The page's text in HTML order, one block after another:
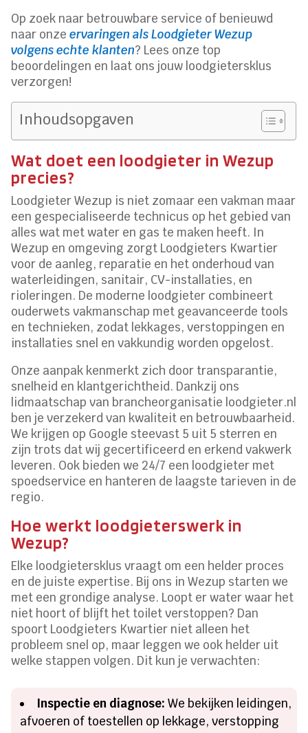
Op zoek naar betrouwbare service of benieuwd
naar onzeervaringen als Loodgieter Wezup
volgens echte klanten? Lees onze top
beoordelingen en laat ons jouw loodgietersklus
verzorgen!
Inhoudsopgaven
Wat doet een loodgieter in Wezup
precies?
Loodgieter Wezup is niet zomaar een vakman maar
een gespecialiseerde technicus op het gebied van
alles wat met water en gas te maken heeft. In
Wezup en omgeving zorgt Loodgieters Kwartier
voor de aanleg, reparatie en het onderhoud van
waterleidingen, sanitair, CV-installaties, en
rioleringen. De moderne loodgieter combineert
ouderwets vakmanschap met geavanceerde tools
en technieken, zodat lekkages, verstoppingen en
installaties snel en vakkundig worden opgelost.
Onze aanpak kenmerkt zich door transparantie,
snelheid en klantgerichtheid. Dankzij ons
lidmaatschap van brancheorganisatie loodgieter.nl
ben je verzekerd van kwaliteit en betrouwbaarheid.
We krijgen op Google steevast 5 uit 5 sterren en
zijn trots dat wij gecertificeerd en erkend vakwerk
leveren. Ook bieden we 24/7 een loodgieter met
spoedservice en hanteren de laagste tarieven in de
regio.
Hoe werkt loodgieterswerk in
Wezup?
Elke loodgietersklus vraagt om een helder proces
en de juiste expertise. Bij ons in Wezup starten we
met een grondige analyse. Loopt er water waar het
niet hoort of blijft het toilet verstoppen? Dan
spoort Loodgieters Kwartier niet alleen het
probleem snel op, maar leggen we ook helder uit
welke stappen volgen. Dit kun je verwachten:
Inspectie en diagnose: We bekijken leidingen,
afvoeren of toestellen op lekkage, verstopping